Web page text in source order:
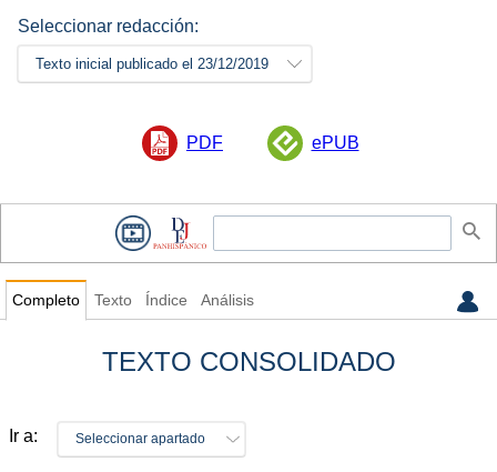
Seleccionar redacción:
Texto inicial publicado el 23/12/2019
PDF ePUB
Completo Texto Índice Análisis
TEXTO CONSOLIDADO
Ir a: Seleccionar apartado